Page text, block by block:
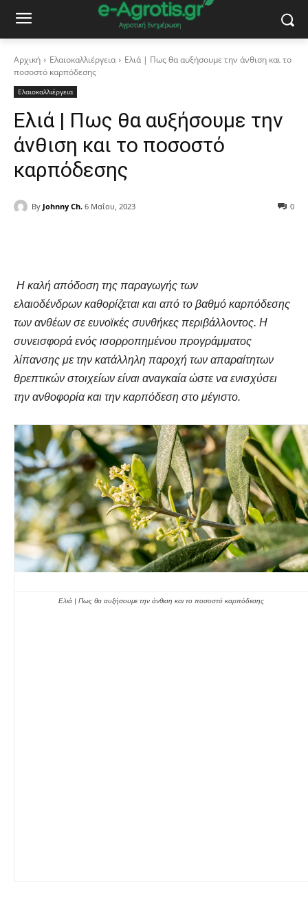
Αρχική Ελαιοκαλλιέργεια
Ελιά | Πως θα αυξήσουμε την άνθιση και το
ποσοστό καρπόδεσης
Ελαιοκαλλιέργεια
Ελιά | Πως θα αυξήσουμε την
άνθιση και το ποσοστό
καρπόδεσης
By Johnny Ch. 6 Μαΐου, 2023 0
Η καλή απόδοση της παραγωγής των
ελαιοδένδρων καθορίζεται και από το βαθμό καρπόδεσης
των ανθέων σε ευνοϊκές συνθήκες περιβάλλοντος. Η
συνεισφορά ενός ισορροπημένου προγράμματος
λίπανσης με την κατάλληλη παροχή των απαραίτητων
θρεπτικών στοιχείων είναι αναγκαία ώστε να ενισχύσει
την ανθοφορία και την καρπόδεση στο μέγιστο.
Ελιά | Πως θα αυξήσουμε την άνθιση και το ποσοστό καρπόδεσης